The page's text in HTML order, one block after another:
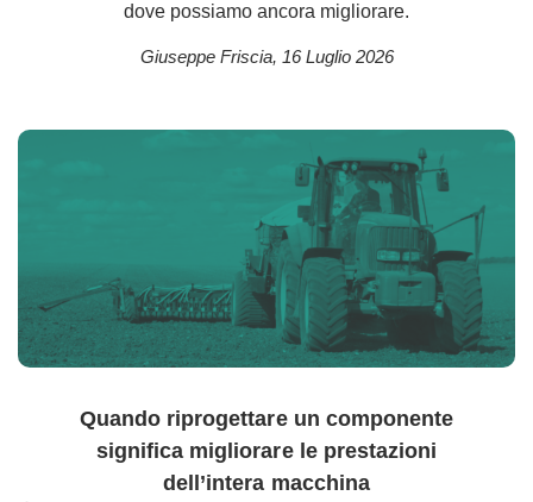
dove possiamo ancora migliorare.
Giuseppe Friscia, 16 Luglio 2026
Quando riprogettare un componente
significa migliorare le prestazioni
dell’intera macchina